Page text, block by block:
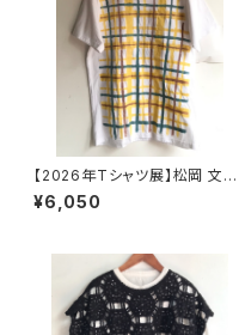
【2026年Tシャツ展】松岡 文⑧
「Check 」Tシャツ ホワイト
(少し小さめ)Lサイズ【ハンドメ
¥6,050